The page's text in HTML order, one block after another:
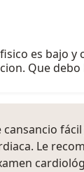
es bajo y
Que
cansancio
Le